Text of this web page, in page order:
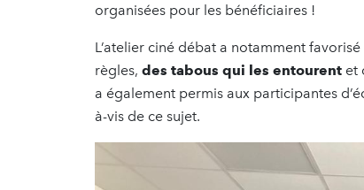
organisées pour les bénéficiaires !
L’atelier ciné débat a notamment
règles, des tabous qui les entourent et
a également permis aux participantes
à-vis de ce sujet.